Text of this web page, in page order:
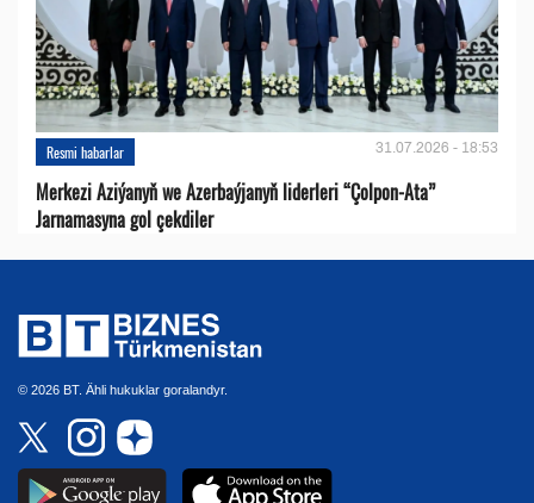
Resmi habarlar 31.07.2026 - 18:53
Merkezi Aziýanyň we Azerbaýjanyň liderleri “Çolpon-Ata”
Jarnamasyna gol çekdiler
© 2026 BT. Ähli hukuklar goralandyr.